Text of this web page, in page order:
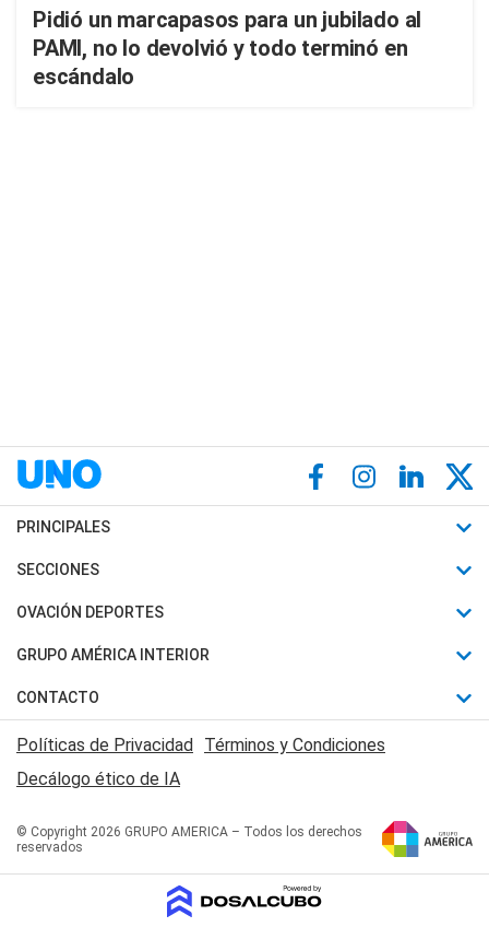
Pidió un marcapasos para un jubilado al
PAMI, no lo devolvió y todo terminó en
escándalo
PRINCIPALES
Últimas Noticias
Política
Judiciales
Economia
SECCIONES
Horóscopo
Motores
Trucos caseros
Series y Películas
Edictos y Solicitadas
OVACIÓN DEPORTES
Fútbol
Mundial
Automovilismo
Rugby
Básquet
GRUPO AMÉRICA INTERIOR
Canal 7 en Vivo
San Juan 8
CONTACTO
Acerca de Nosotros
Contactanos
Políticas de Privacidad Términos y Condiciones
Decálogo ético de IA
© Copyright 2026 GRUPO AMERICA – Todos los derechos
reservados